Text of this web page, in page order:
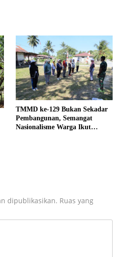
TMMD ke-129 Bukan Sekadar
Pembangunan, Semangat
Nasionalisme Warga Ikut
dipublikasikan. Ruas yang